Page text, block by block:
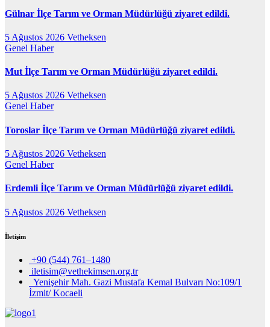
Gülnar İlçe Tarım ve Orman Müdürlüğü ziyaret edildi.
5 Ağustos 2026 Vetheksen
Genel Haber
Mut İlçe Tarım ve Orman Müdürlüğü ziyaret edildi.
5 Ağustos 2026 Vetheksen
Genel Haber
Toroslar İlçe Tarım ve Orman Müdürlüğü ziyaret edildi.
5 Ağustos 2026 Vetheksen
Genel Haber
Erdemli İlçe Tarım ve Orman Müdürlüğü ziyaret edildi.
5 Ağustos 2026 Vetheksen
İletişim
+90 (544) 761–1480
iletisim@vethekimsen.org.tr
Yenişehir Mah. Gazi Mustafa Kemal Bulvarı No:109/1
İzmit/ Kocaeli